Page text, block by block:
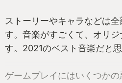
ストーリーやキャラなどは
す。音楽がすごくて、オリ
す。2021のベスト音楽だと思
ゲームプレイにはいくつかの